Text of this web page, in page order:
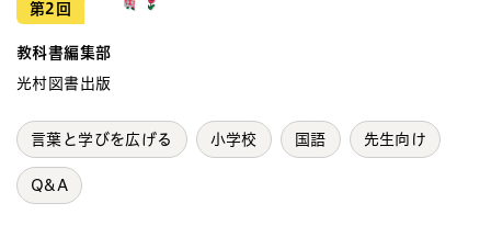
第2回
教科書編集部
光村図書出版
言葉と学びを広げる 小学校 国語 先生向け
Q&A